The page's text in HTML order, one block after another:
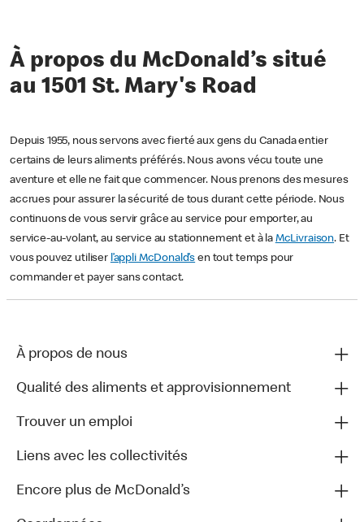
À propos du McDonald’s situé
au 1501 St. Mary's Road
Depuis 1955, nous servons avec fierté aux gens du Canada entier
certains de leurs aliments préférés. Nous avons vécu toute une
aventure et elle ne fait que commencer. Nous prenons des mesures
accrues pour assurer la sécurité de tous durant cette période. Nous
continuons de vous servir grâce au service pour emporter, au
service-au-volant, au service au stationnement et à la McLivraison. Et
vous pouvez utiliser l’appli McDonald’s en tout temps pour
commander et payer sans contact.
À propos de nous
Qualité des aliments et approvisionnement
Trouver un emploi
Liens avec les collectivités
Encore plus de McDonald’s